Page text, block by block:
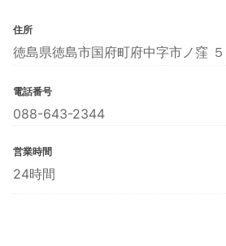
住所
徳島県徳島市国府町府中字市ノ窪
電話番号
088-643-2344
営業時間
24時間